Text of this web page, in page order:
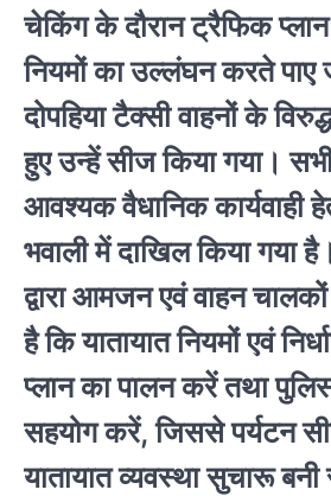
चेकिंग के दौरान ट्रैफिक प्लान
नियमों का उल्लंघन करते पाए
दोपहिया टैक्सी वाहनों के
हुए उन्हें सीज किया गया।
आवश्यक वैधानिक कार्यवाही
भवाली में दाखिल किया गया
द्वारा आमजन एवं वाहन
है कि यातायात नियमों एवं
प्लान का पालन करें तथा
सहयोग करें, जिससे पर्यटन
यातायात व्यवस्था सुचारू बनी